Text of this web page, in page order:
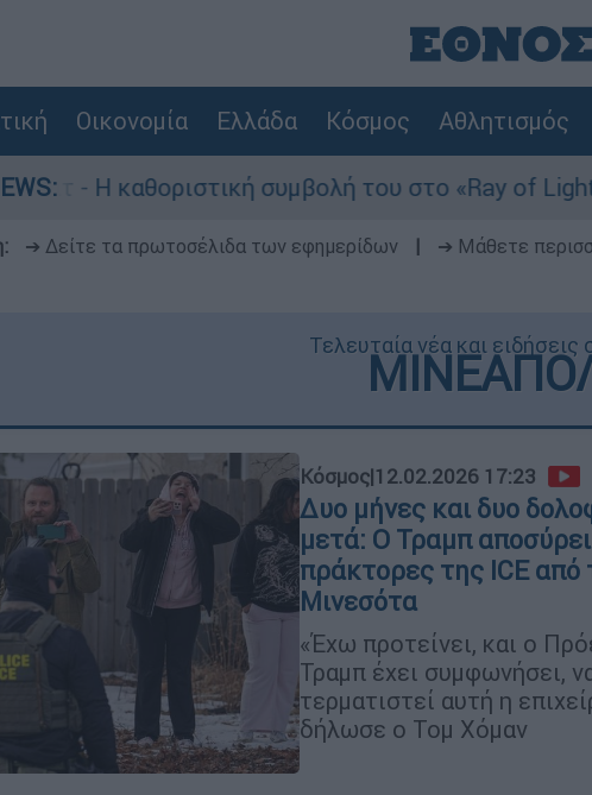
Οικονομία Ελλάδα Κόσμος Αθλητισμός
συμβολή του στο «Ray of Light» της Μαντόνα
➔ Δείτε τα πρωτοσέλιδα των εφημερίδων ➔ Μάθετε
Τελευταία νέα και ειδήσεις
Κόσμος|12.02.2026 17:23
Δυο μήνες και δυο
μετά: Ο Τραμπ
πράκτορες της ICE από
Μινεσότα
«Έχω προτείνει, και ο
Τραμπ έχει συμφωνήσει,
τερματιστεί αυτή η
δήλωσε ο Τομ Χόμαν